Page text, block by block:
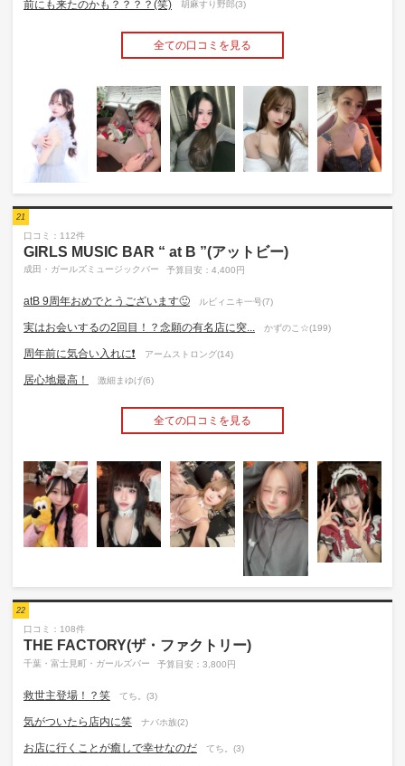
前にも来たのかも？？？？(笑) 胡麻すり野郎(3)
全ての口コミを見る
21
口コミ：112件
GIRLS MUSIC BAR “ at B ”(アットビー)
成田・ガールズミュージックバー 予算目安：4,400円
atB 9周年おめでとうございます🙂 ルビィニキ一号(7)
実はお会いするの2回目！？念願の有名店に突... かずのこ☆(199)
周年前に気合い入れに❗️ アームストロング(14)
居心地最高！ 激細まゆげ(6)
全ての口コミを見る
22
口コミ：108件
THE FACTORY(ザ・ファクトリー)
千葉・富士見町・ガールズバー 予算目安：3,800円
救世主登場！？笑 てち。(3)
気がついたら店内に笑 ナバホ族(2)
お店に行くことが癒しで幸せなのだ てち。(3)